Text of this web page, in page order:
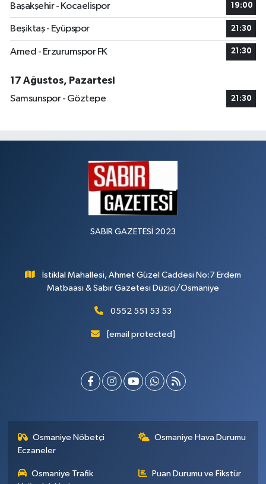
Başakşehir - Kocaelispor
19:00
Beşiktaş - Eyüpspor 21:30
Amed - Erzurumspor FK 21:30
17 Ağustos, Pazartesi
Samsunspor - Göztepe
21:30
SABIR GAZETESİ 2023
İstiklal Mahallesi, Ahmet Güzel Caddesi No:7 Erdem
Matbaası & Sabır Gazetesi Düziçi/Osmaniye
0552 551 53 53
[email protected]
Osmaniye Nöbetçi
Eczaneler
Osmaniye Hava Durumu
Osmaniye Trafik
Puan Durumu ve Fikstür